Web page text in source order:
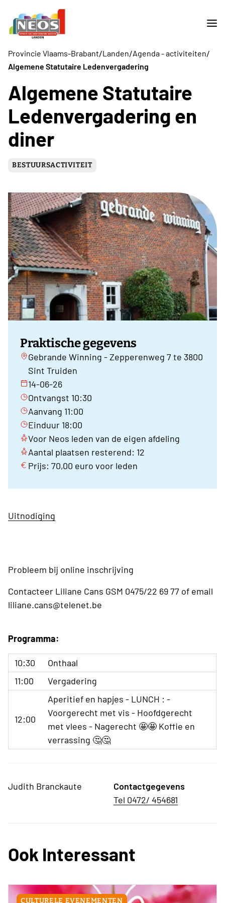
Provincie Vlaams-Brabant/Landen/Agenda - activiteiten/
Algemene Statutaire Ledenvergadering
Algemene Statutaire
Ledenvergadering en
diner
BESTUURSACTIVITEIT
Praktische gegevens
Gebrande Winning - Zepperenweg 7 te 3800
Sint Truiden
14-06-26
Ontvangst 10:30
Aanvang 11:00
Einduur 18:00
Voor Neos leden van de eigen afdeling
Aantal plaatsen resterend: 12
Prijs: 70,00 euro voor leden
Uitnodiging
Probleem bij online inschrijving
Contacteer Liliane Cans GSM 0475/22 69 77 of email
liliane.cans@telenet.be
Programma:
10:30
Onthaal
11:00
Vergadering
12:00
Aperitief en hapjes - LUNCH : -
Voorgerecht met vis - Hoofdgerecht
met vlees - Nagerecht 🤩🤩 Koffie en
verrassing 🤔🤔
Judith Branckaute
Contactgegevens
Tel 0472/ 454681
Ook Interessant
CULTURELE EVENEMENTEN